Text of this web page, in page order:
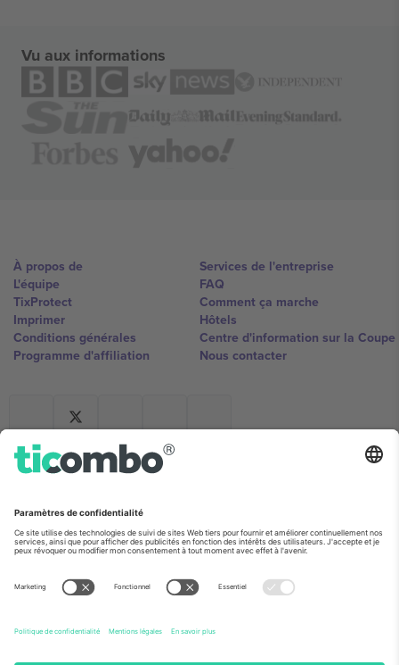
Vu aux informations
À propos de
L'équipe
TixProtect
Imprimer
Conditions générales
Programme d'affiliation
Services de l'entreprise
FAQ
Comment ça marche
Hôtels
Centre d'information sur la Coupe
Nous contacter
Ticombo France
Mimi Balkanska 132, 1540, Sofia,
Bulgaria
L'entité juridique du fournisseur de la plateforme peut changer en
détails, consultez la page spécifique de l'événement, les mentions